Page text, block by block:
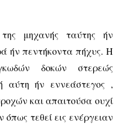
μηχανής ταύτης ήν
ήν πεντήκοντα πήχυς. Η
δοκών στερεώς
αύτη ήν εννεάστεγος ,
και απαιτούσα ουχί
τεθεί εις ενέργειαν